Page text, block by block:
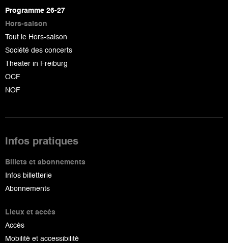
page
Programme 26-27
Hors-saison
Tout le Hors-saison
Société des concerts
Theater in Freiburg
OCF
NOF
Infos pratiques
Billets et abonnements
Infos billetterie
Abonnements
Lieux et accès
Accès
Mobilité et accessibilité